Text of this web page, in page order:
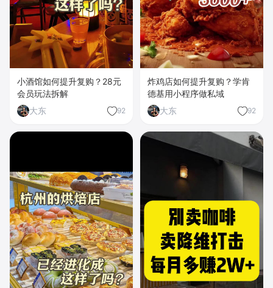
小酒馆如何提升复购？28元
会员玩法拆解
大东
92
炸鸡店如何提升复购？学肯
德基用小程序做私域
大东
92